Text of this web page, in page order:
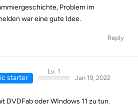
Problem im
war eine gute Idee.
Reply
starter
Lv. 1
Jan 19, 2022
DVDFab oder WIndows 11 zu tun.